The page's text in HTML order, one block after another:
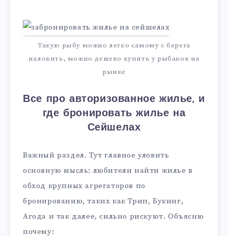
Такую рыбу можно легко самому с берега
наловить, можно дешево купить у рыбаков на
рынке
Все про авторизованное жилье, и
где бронировать жилье на
Сейшелах
Важный раздел. Тут главное уловить
основную мысль: любители найти жилье в
обход крупных агрегаторов по
бронированию, таких как Трип, Букинг,
Агода и так далее, сильно рискуют. Объясню
почему: